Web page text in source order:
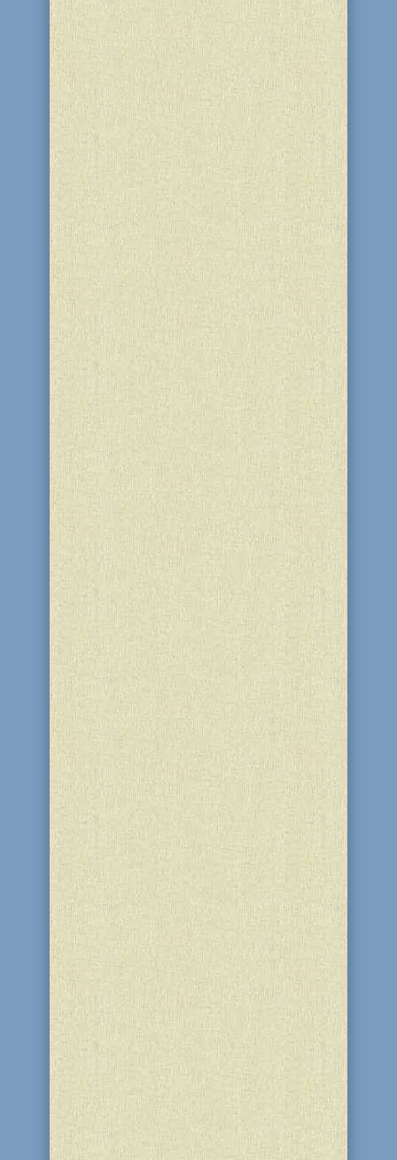
Елизавета Болотина, ученица 11
класса, президент школьного
парламента УВК «Ор-Авнер», приняла
участие во встреча лидеров
ученического самоуправления и
евроклубного движения города
Каменского с мэром Андреем
Белоусовым и заместителем
городского головы, главой Южной...
15 декабря 2016 года , в еврейской
общине «Бейт-Барух» города
Каменское состоялась церемония
брит-милы для: Дениса Морозова —
еврейское имя Дан Помог совершить
этот ответственный поступок,
выполнив процедуру на самом
высоком уровне известный моэль –...
День свадьбы рабби Менахема-
Мендела Шнеерсона и ребецн Хаи
Мушки Шнеерсон ежегодно празднуют
хасиды всего мира. Этот год не стал
исключением. 14 Кислева в общинном
центре «Бейт Барух» прошел ряд
мероприятий, посвященных этому